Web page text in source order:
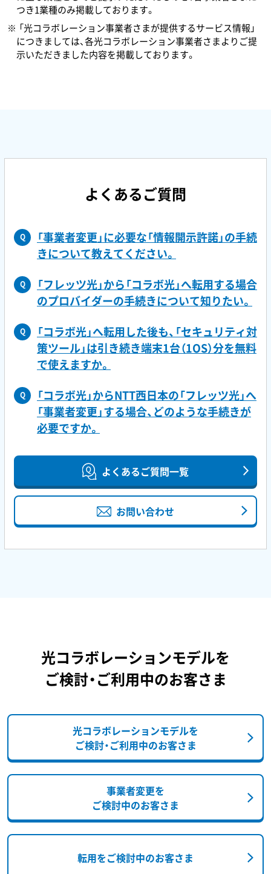
つき1業種のみ掲載しております。
「光コラボレーション事業者さまが提供するサービス情報」
につきましては、各光コラボレーション事業者さまよりご提
示いただきました内容を掲載しております。
よくあるご質問
Q
「事業者変更」に必要な「情報開示許諾」の手続
きについて教えてください。
Q
「フレッツ光」から「コラボ光」へ転用する場合
のプロバイダーの手続きについて知りたい。
Q
「コラボ光」へ転用した後も、「セキュリティ対
策ツール」は引き続き端末1台（1OS）分を無料
で使えますか。
Q
「コラボ光」からNTT西日本の「フレッツ光」へ
「事業者変更」する場合、どのような手続きが
必要ですか。
よくあるご質問一覧
お問い合わせ
光コラボレーションモデルを
ご検討・ご利用中のお客さま
光コラボレーションモデルを
ご検討・ご利用中のお客さま
事業者変更を
ご検討中のお客さま
転用をご検討中のお客さま